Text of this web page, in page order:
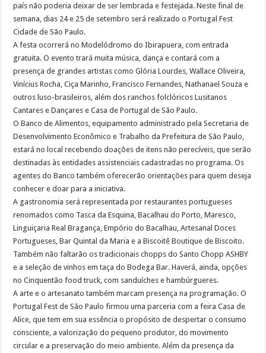
país não poderia deixar de ser lembrada e festejada. Neste final de
semana, dias 24 e 25 de setembro será realizado o Portugal Fest
Cidade de São Paulo.
A festa ocorrerá no Modelódromo do Ibirapuera, com entrada
gratuita. O evento trará muita música, dança e contará com a
presença de grandes artistas como Glória Lourdes, Wallace Oliveira,
Vinícius Rocha, Ciça Marinho, Francisco Fernandes, Nathanael Souza e
outros luso-brasileiros, além dos ranchos folclóricos Lusitanos
Cantares e Dançares e Casa de Portugal de São Paulo.
O Banco de Alimentos, equipamento administrado pela Secretaria de
Desenvolvimento Econômico e Trabalho da Prefeitura de São Paulo,
estará no local recebendo doações de itens não perecíveis, que serão
destinadas às entidades assistenciais cadastradas no programa. Os
agentes do Banco também oferecerão orientações para quem deseja
conhecer e doar para a iniciativa.
A gastronomia será representada por restaurantes portugueses
renomados como Tasca da Esquina, Bacalhau do Porto, Maresco,
Linguiçaria Real Bragança, Empório do Bacalhau, Artesanal Doces
Portugueses, Bar Quintal da Maria e a Biscoitê Boutique de Biscoito.
Também não faltarão os tradicionais chopps do Santo Chopp ASHBY
e a seleção de vinhos em taça do Bodega Bar. Haverá, ainda, opções
no Cinquentão food truck, com sanduíches e hambúrgueres.
A arte e o artesanato também marcam presença na programação. O
Portugal Fest de São Paulo firmou uma parceria com a feira Casa de
Alice, que tem em sua essência o propósito de despertar o consumo
consciente, a valorização do pequeno produtor, do movimento
circular e a preservação do meio ambiente. Além da presença da